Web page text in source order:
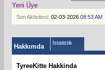
Yeni Üye
Son Aktivitesi: 02-03-2026 08:53 AM
Hakkımda İstatistik
TyreeKitte Hakkinda